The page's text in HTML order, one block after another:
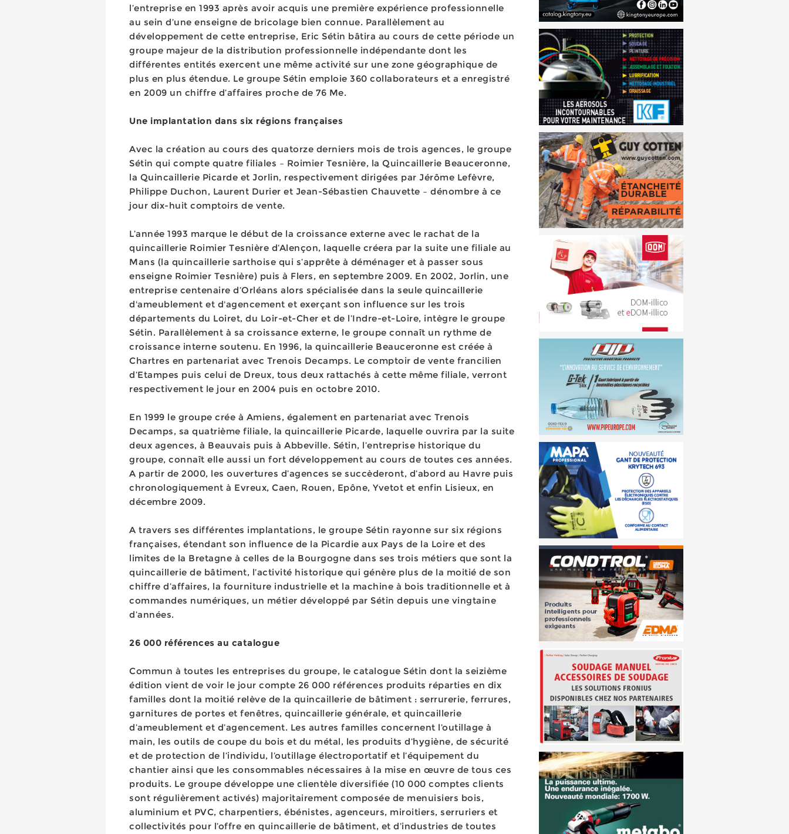
l’entreprise en 1993 après avoir acquis une première expérience professionnelle
au sein d’une enseigne de bricolage bien connue. Parallèlement au
développement de cette entreprise, Eric Sétin bâtira au cours de cette période un
groupe majeur de la distribution professionnelle indépendante dont les
différentes entités exercent une même activité sur une zone géographique de
plus en plus étendue. Le groupe Sétin emploie 360 collaborateurs et a enregistré
en 2009 un chiffre d’affaires proche de 76 Me.
Une implantation dans six régions françaises
Avec la création au cours des quatorze derniers mois de trois agences, le groupe
Sétin qui compte quatre filiales – Roimier Tesnière, la Quincaillerie Beauceronne,
la Quincaillerie Picarde et Jorlin, respectivement dirigées par Jérôme Lefèvre,
Philippe Duchon, Laurent Durier et Jean-Sébastien Chauvette – dénombre à ce
jour dix-huit comptoirs de vente.
L’année 1993 marque le début de la croissance externe avec le rachat de la
quincaillerie Roimier Tesnière d’Alençon, laquelle créera par la suite une filiale au
Mans (la quincaillerie sarthoise qui s’apprête à déménager et à passer sous
enseigne Roimier Tesnière) puis à Flers, en septembre 2009. En 2002, Jorlin, une
entreprise centenaire d’Orléans alors spécialisée dans la seule quincaillerie
d'ameublement et d'agencement et exerçant son influence sur les trois
départements du Loiret, du Loir-et-Cher et de l’Indre-et-Loire, intègre le groupe
Sétin. Parallèlement à sa croissance externe, le groupe connaît un rythme de
croissance interne soutenu. En 1996, la quincaillerie Beauceronne est créée à
Chartres en partenariat avec Trenois Decamps. Le comptoir de vente francilien
d’Etampes puis celui de Dreux, tous deux rattachés à cette même filiale, verront
respectivement le jour en 2004 puis en octobre 2010.
En 1999 le groupe crée à Amiens, également en partenariat avec Trenois
Decamps, sa quatrième filiale, la quincaillerie Picarde, laquelle ouvrira par la suite
deux agences, à Beauvais puis à Abbeville. Sétin, l’entreprise historique du
groupe, connaît elle aussi un fort développement au cours de toutes ces années.
A partir de 2000, les ouvertures d’agences se succèderont, d’abord au Havre puis
chronologiquement à Evreux, Caen, Rouen, Epône, Yvetot et enfin Lisieux, en
décembre 2009.
A travers ses différentes implantations, le groupe Sétin rayonne sur six régions
françaises, étendant son influence de la Picardie aux Pays de la Loire et des
limites de la Bretagne à celles de la Bourgogne dans ses trois métiers que sont la
quincaillerie de bâtiment, l’activité historique qui génère plus de la moitié de son
chiffre d’affaires, la fourniture industrielle et la machine à bois traditionnelle et à
commandes numériques, un métier développé par Sétin depuis une vingtaine
d’années.
26 000 références au catalogue
Commun à toutes les entreprises du groupe, le catalogue Sétin dont la seizième
édition vient de voir le jour compte 26 000 références produits réparties en dix
familles dont la moitié relève de la quincaillerie de bâtiment : serrurerie, ferrures,
garnitures de portes et fenêtres, quincaillerie générale, et quincaillerie
d’ameublement et d’agencement. Les autres familles concernent l’outillage à
main, les outils de coupe du bois et du métal, les produits d’hygiène, de sécurité
et de protection de l’individu, l’outillage électroportatif et l’équipement du
chantier ainsi que les consommables nécessaires à la mise en œuvre de tous ces
produits. Le groupe développe une clientèle diversifiée (10 000 comptes clients
sont régulièrement activés) majoritairement composée de menuisiers bois,
aluminium et PVC, charpentiers, ébénistes, agenceurs, miroitiers, serruriers et
collectivités pour l’offre en quincaillerie de bâtiment, et d’industries de toutes